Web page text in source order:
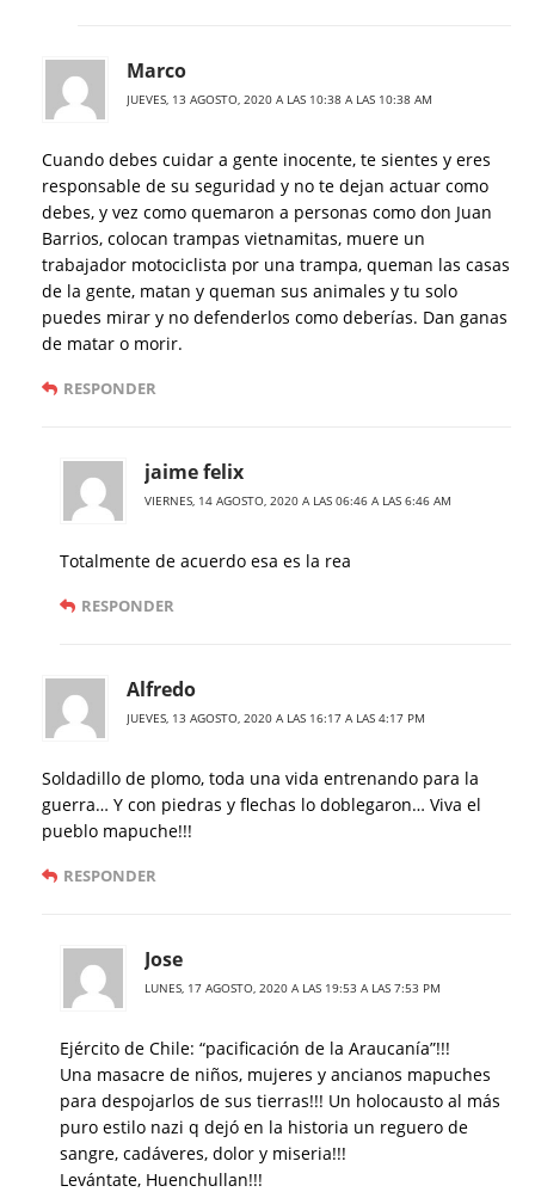
Marco
JUEVES, 13 AGOSTO, 2020 A LAS 10:38 A LAS 10:38 AM
Cuando debes cuidar a gente inocente, te sientes y eres
responsable de su seguridad y no te dejan actuar como
debes, y vez como quemaron a personas como don Juan
Barrios, colocan trampas vietnamitas, muere un
trabajador motociclista por una trampa, queman las casas
de la gente, matan y queman sus animales y tu solo
puedes mirar y no defenderlos como deberías. Dan ganas
de matar o morir.
RESPONDER
jaime felix
VIERNES, 14 AGOSTO, 2020 A LAS 06:46 A LAS 6:46 AM
Totalmente de acuerdo esa es la rea
RESPONDER
Alfredo
JUEVES, 13 AGOSTO, 2020 A LAS 16:17 A LAS 4:17 PM
Soldadillo de plomo, toda una vida entrenando para la
guerra… Y con piedras y flechas lo doblegaron… Viva el
pueblo mapuche!!!
RESPONDER
Jose
LUNES, 17 AGOSTO, 2020 A LAS 19:53 A LAS 7:53 PM
Ejército de Chile: “pacificación de la Araucanía”!!!
Una masacre de niños, mujeres y ancianos mapuches
para despojarlos de sus tierras!!! Un holocausto al más
puro estilo nazi q dejó en la historia un reguero de
sangre, cadáveres, dolor y miseria!!!
Levántate, Huenchullan!!!